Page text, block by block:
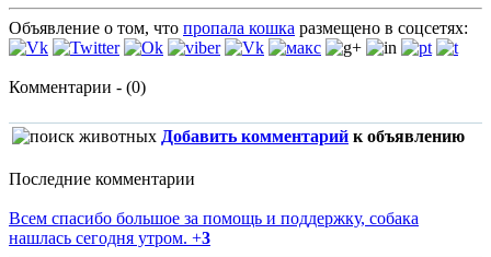
Объявление о том, что пропала кошка размещено в соцсетях:
Комментарии - (0)
Добавить комментарий к объявлению
Последние комментарии
Всем спасибо большое за помощь и поддержку, собака
нашлась сегодня утром. +3